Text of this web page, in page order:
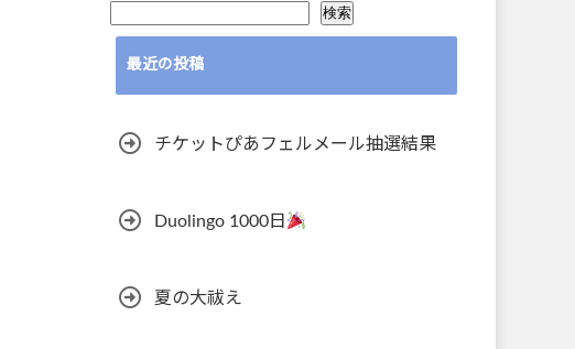
検索
最近の投稿
チケットぴあフェルメール抽選結果
Duolingo 1000日
夏の大祓え